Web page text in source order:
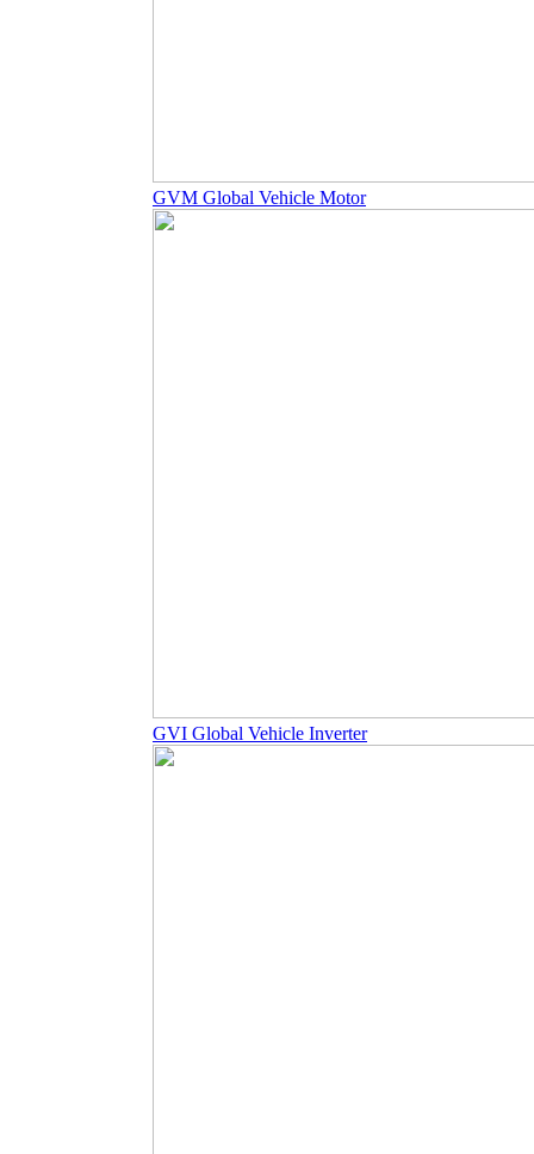
GVM Global Vehicle Motor
GVI Global Vehicle Inverter